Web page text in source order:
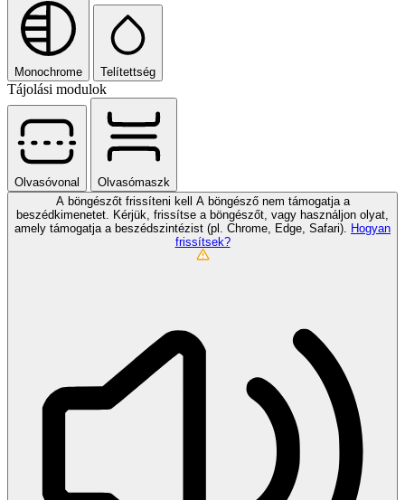
Monochrome Telítettség
Tájolási modulok
Olvasóvonal
Olvasómaszk
A böngészőt frissíteni kell A böngésző nem támogatja a
beszédkimenetet. Kérjük, frissítse a böngészőt, vagy használjon olyat,
amely támogatja a beszédszintézist (pl. Chrome, Edge, Safari). Hogyan
frissítsek?